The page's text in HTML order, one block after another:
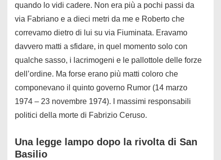
quando lo vidi cadere. Non era più a pochi passi da
via Fabriano e a dieci metri da me e Roberto che
correvamo dietro di lui su via Fiuminata. Eravamo
davvero matti a sfidare, in quel momento solo con
qualche sasso, i lacrimogeni e le pallottole delle forze
dell’ordine. Ma forse erano più matti coloro che
componevano il quinto governo Rumor (14 marzo
1974 – 23 novembre 1974). I massimi responsabili
politici della morte di Fabrizio Ceruso.
Una legge lampo dopo la rivolta di San
Basilio